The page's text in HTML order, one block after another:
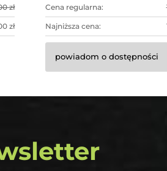
zł
zł
Cena regularna:
Najniższa cena:
powiadom o dostępności